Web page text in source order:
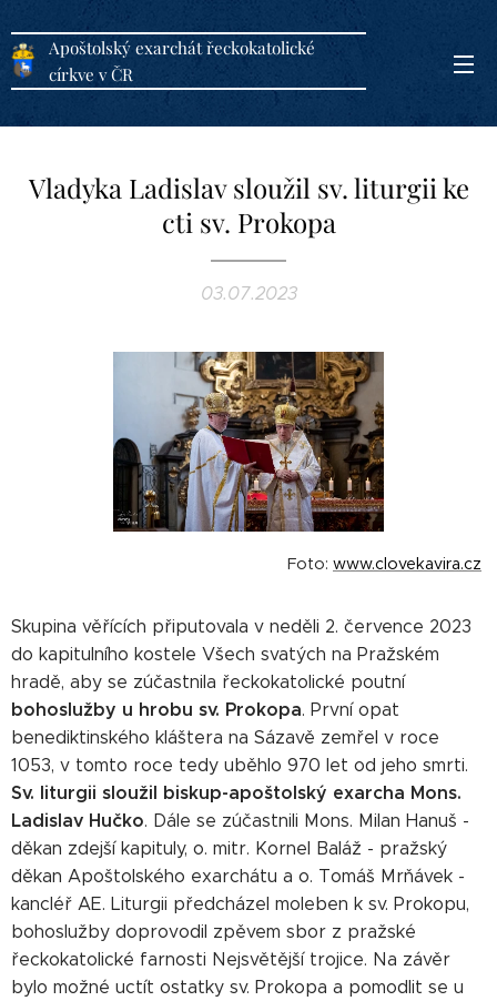
Apoštolský exarchát řeckokatolické
církve v ČR
Vladyka Ladislav sloužil sv. liturgii ke
cti sv. Prokopa
03.07.2023
Foto: www.clovekavira.cz
Skupina věřících připutovala v neděli 2. července 2023
do kapitulního kostele Všech svatých na Pražském
hradě, aby se zúčastnila řeckokatolické poutní
bohoslužby u hrobu sv. Prokopa. První opat
benediktinského kláštera na Sázavě zemřel v roce
1053, v tomto roce tedy uběhlo 970 let od jeho smrti.
Sv. liturgii sloužil biskup-apoštolský exarcha Mons.
Ladislav Hučko. Dále se zúčastnili Mons. Milan Hanuš -
děkan zdejší kapituly, o. mitr. Kornel Baláž - pražský
děkan Apoštolského exarchátu a o. Tomáš Mrňávek -
kancléř AE. Liturgii předcházel moleben k sv. Prokopu,
bohoslužby doprovodil zpěvem sbor z pražské
řeckokatolické farnosti Nejsvětější trojice. Na závěr
bylo možné uctít ostatky sv. Prokopa a pomodlit se u